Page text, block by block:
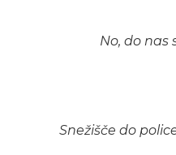
No, do nas
Snežišče do